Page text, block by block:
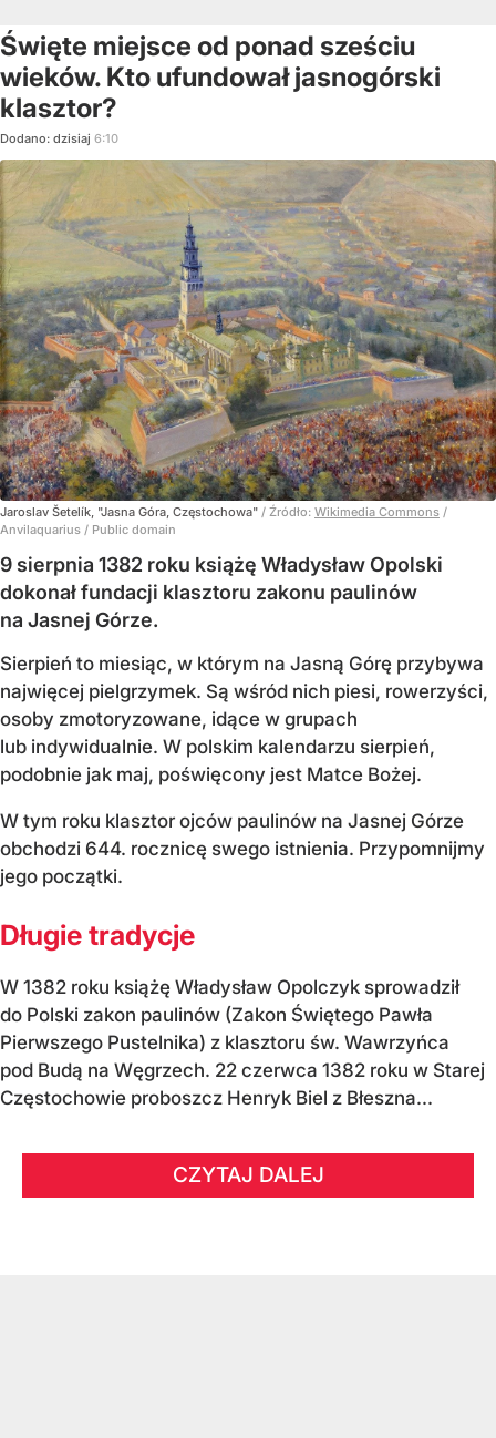
Święte miejsce od ponad sześciu
wieków. Kto ufundował jasnogórski
klasztor?
Dodano: dzisiaj 6:10
Jaroslav Šetelík, "Jasna Góra, Częstochowa" / Źródło: Wikimedia Commons /
Anvilaquarius / Public domain
9 sierpnia 1382 roku książę Władysław Opolski
dokonał fundacji klasztoru zakonu paulinów
na Jasnej Górze.
Sierpień to miesiąc, w którym na Jasną Górę przybywa
najwięcej pielgrzymek. Są wśród nich piesi, rowerzyści,
osoby zmotoryzowane, idące w grupach
lub indywidualnie. W polskim kalendarzu sierpień,
podobnie jak maj, poświęcony jest Matce Bożej.
W tym roku klasztor ojców paulinów na Jasnej Górze
obchodzi 644. rocznicę swego istnienia. Przypomnijmy
jego początki.
Długie tradycje
W 1382 roku książę Władysław Opolczyk sprowadził
do Polski zakon paulinów (Zakon Świętego Pawła
Pierwszego Pustelnika) z klasztoru św. Wawrzyńca
pod Budą na Węgrzech. 22 czerwca 1382 roku w Starej
Częstochowie proboszcz Henryk Biel z Błeszna...
CZYTAJ DALEJ